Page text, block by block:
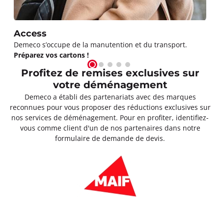
Access
Demeco s’occupe de la manutention et du transport.
Préparez vos cartons !
Profitez de remises exclusives sur
votre déménagement
Demeco a établi des partenariats avec des marques
reconnues pour vous proposer des réductions exclusives sur
nos services de déménagement. Pour en profiter, identifiez-
vous comme client d'un de nos partenaires dans notre
formulaire de demande de devis.